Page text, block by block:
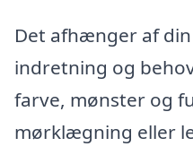
Det afhænger af
indretning og
farve, mønster og
mørklægning eller